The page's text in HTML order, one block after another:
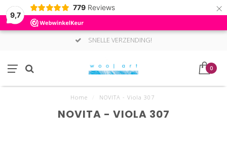
9,7
779 Reviews ×
SNELLE VERZENDING!
0
Home NOVITA - Viola 307
NOVITA - VIOLA 307